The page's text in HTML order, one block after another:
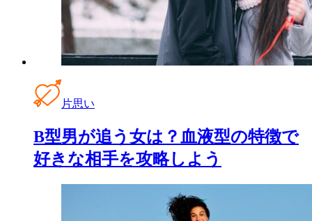
片思い
B型男が追う女は？血液型の特徴で
好きな相手を攻略しよう